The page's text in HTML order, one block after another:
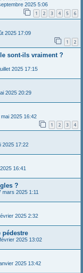
2025 5:06
1 2 3 4 5 6
2025 17:09
1 2
sont-ils vraiment ?
2025 17:15
2025 20:29
2025 16:42
1 2 3 4
2025 17:22
16:41
?
mars 2025 1:11
2025 2:32
pédestre
2025 13:02
2025 13:42